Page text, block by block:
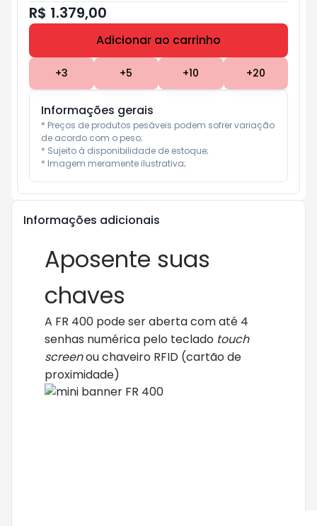
R$ 1.379,00
Adicionar ao carrinho
+3 +5 +10 +20
Informações gerais
* Preços de produtos pesáveis podem sofrer variação
de acordo com o peso;
* Sujeito à disponibilidade de estoque;
* Imagem meramente ilustrativa;
Informações adicionais
Aposente suas
chaves
A FR 400 pode ser aberta com até 4
senhas numérica pelo teclado touch
screenou chaveiro RFID (cartão de
proximidade)